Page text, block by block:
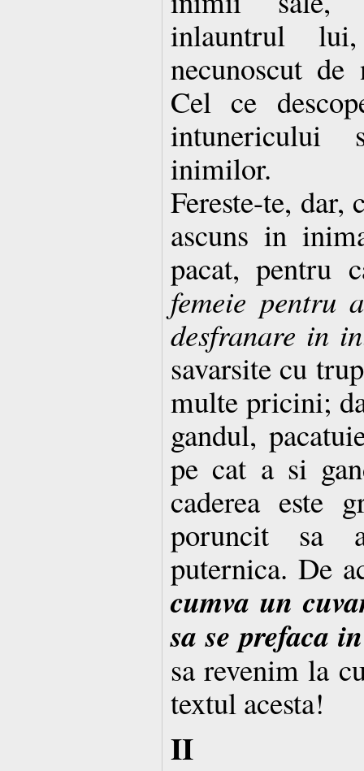
inlauntrul
necunoscut
Cel ce
intunericului
inimilor.
Fereste-te, dar,
ascuns in
pacat, pentru
femeie pentru
desfranare in
savarsite cu
multe pricini;
gandul,
pe cat a si
caderea este
poruncit sa
puternica. De
cumva un
sa se prefaca
sa revenim la
textul acesta!
II